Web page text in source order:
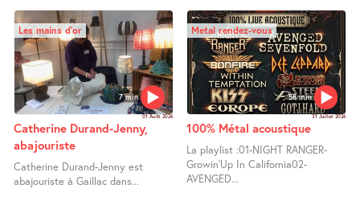
7 min
Les mains d’or
01 Août 2026
Catherine Durand-Jenny,
abajouriste
Catherine Durand-Jenny est
abajouriste à Gaillac dans...
58 min
Metal rendez-vous
31 Juillet 2026
100% Métal acoustique
La playlist :01-NIGHT RANGER-
Growin’Up In California02-
AVENGED...